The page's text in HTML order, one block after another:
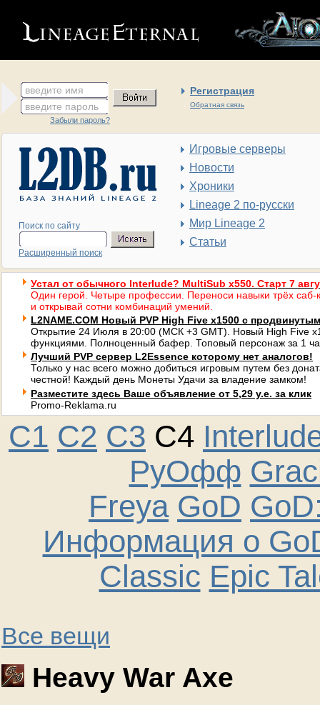
введите имя Регистрация
Обратная связь
введите пароль
Забыли пароль?
Поиск по сайту
Расширенный поиск
Игровые серверы
Новости
Хроники
Lineage 2 по-русски
Мир Lineage 2
Статьи
Устал от обычного Interlude? MultiSub x550. Старт 7
Один герой. Четыре профессии. Переноси навыки трёх саб-
и открывай сотни комбинаций умений.
L2NAME.COM Новый PVP High Five x1500 с
Открытие 24 Июля в 20:00 (МСК +3 GMT). Новый High Five
функциями. Полноценный бафер. Топовый персонаж за 1
Лучший PVP сервер L2Essence которому нет аналогов!
Только у нас всего можно добиться игровым путем без
честной! Каждый день Монеты Удачи за владение замком!
Разместите здесь Ваше объявление от 5,29 у.е. за клик
Promo-Reklama.ru
C1 C2 C3 C4
РуОфф
Freya GoD
Информация о
Classic Epic
Все вещи
Heavy War Axe